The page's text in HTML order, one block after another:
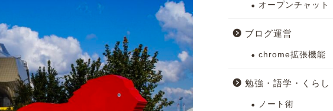
オープンチャット
ブログ運営
chrome拡張機能
勉強・語学・くらし
ノート術